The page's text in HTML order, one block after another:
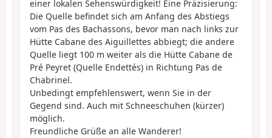
einer lokalen Sehenswürdigkeit! Eine Präzisierung:
Die Quelle befindet sich am Anfang des Abstiegs
vom Pas des Bachassons, bevor man nach links zur
Hütte Cabane des Aiguillettes abbiegt; die andere
Quelle liegt 100 m weiter als die Hütte Cabane de
Pré Peyret (Quelle Endettés) in Richtung Pas de
Chabrinel.
Unbedingt empfehlenswert, wenn Sie in der
Gegend sind. Auch mit Schneeschuhen (kürzer)
möglich.
Freundliche Grüße an alle Wanderer!